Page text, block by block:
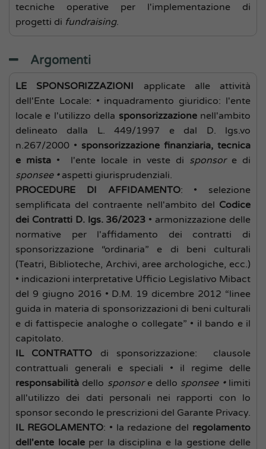
tecniche operative per l'implementazione di
progetti di fundraising.
Argomenti
LE SPONSORIZZAZIONI applicate alle attività
dell'Ente Locale: • inquadramento giuridico: l'ente
locale e l'utilizzo della sponsorizzazione nell'ambito
delineato dalla L. 449/1997 e dal D. lgs.vo
n.267/2000 • sponsorizzazione finanziaria, tecnica
e mista • l'ente locale in veste di sponsore di
sponsee • aspetti giurisprudenziali.
PROCEDURE DI AFFIDAMENTO: • selezione
semplificata del contraente nell'ambito del Codice
dei Contratti D. lgs. 36/2023 • armonizzazione delle
normative per l'affidamento dei contratti di
sponsorizzazione “ordinaria” e di beni culturali
(Teatri, Biblioteche, Archivi, aree archologiche, ecc.)
• indicazioni interpretative Ufficio Legislativo Mibact
del 9 giugno 2016 • D.M. 19 dicembre 2012 “linee
guida in materia di sponsorizzazioni di beni culturali
e di fattispecie analoghe o collegate” • il bando e il
capitolato.
IL CONTRATTO di sponsorizzazione:
clausole
contrattuali generali e speciali • il regime delle
responsabilità dello sponsor e dello sponsee •limiti
all'utilizzo dei dati personali nei rapporti con lo
sponsor secondo le prescrizioni del Garante Privacy.
IL REGOLAMENTO: • la redazione del regolamento
dell'ente locale per la disciplina e la gestione delle